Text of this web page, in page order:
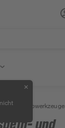
✕
/ Elektrowerkzeuge
und